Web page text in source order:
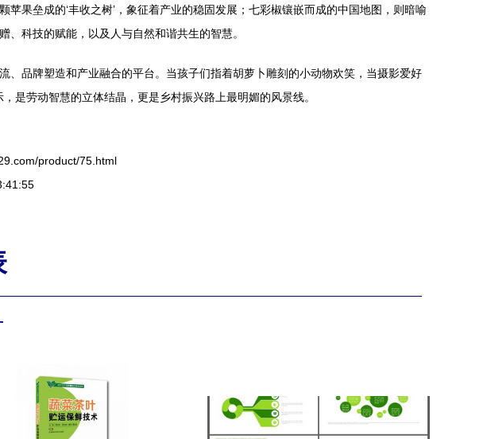
果垒成的‘丰收之树’，象征着产业的稳固发展；七彩椒镶嵌而成的中国地图，则暗喻
科技的赋能，以及人与自然和谐共生的智慧。
品牌塑造和产业融合的平台。当孩子们指着胡萝卜雕刻的小动物欢笑，当摄影爱好
是劳动智慧的立体结晶，更是乡村振兴路上最明媚的风景线。
product/75.html